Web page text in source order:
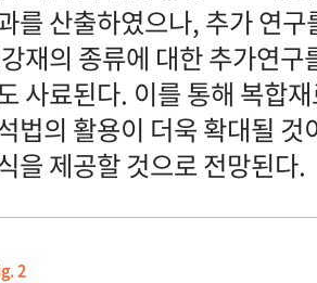
를 산출하였으나, 추가 연
재의 종류에 대한 추가연
사료된다. 이를 통해 복합
법의 활용이 더욱 확대될
을 제공할 것으로 전망된다.
2